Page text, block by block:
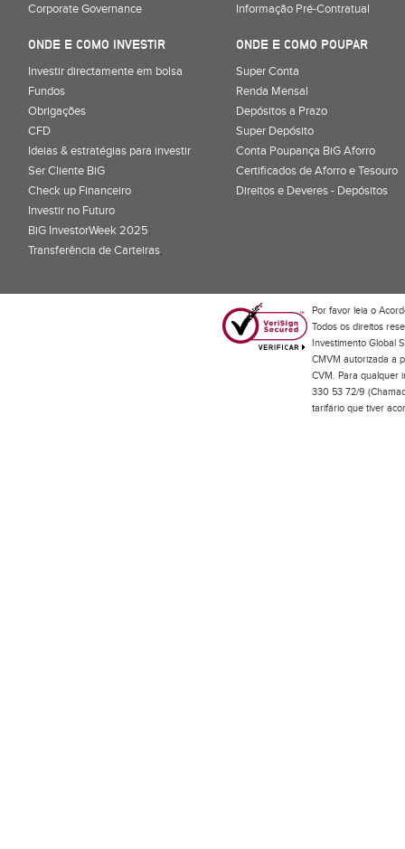
Corporate Governance
Informação Pré-Contratual
ONDE E COMO INVESTIR
Investir directamente em bolsa
Fundos
Obrigações
CFD
Ideias & estratégias para investir
Ser Cliente BiG
Check up Financeiro
Investir no Futuro
BiG InvestorWeek 2025;
Transferência de Carteiras;
ONDE E COMO POUPAR
Super Conta
Renda Mensal
Depósitos a Prazo
Super Depósito
Conta Poupança BiG Aforro
Certificados de Aforro e Tesouro
Direitos e Deveres - Depósitos
Por favor leia o
Todos os direitos
Investimento Global
CMVM autorizada a
CVM. Para qualquer
330 53 72/9
tarifário que tiver